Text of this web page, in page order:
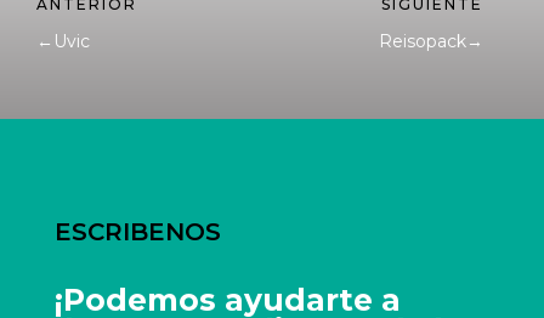
← Uvic Reisopack→
ESCRIBENOS
¡Podemos ayudarte a